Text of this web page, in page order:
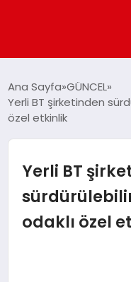
GÜNDEM
DÜNYA
EĞITIM
Ana Sayfa GÜNCEL
Yerli BT şirketinden
özel etkinlik
Yerli BT
odaklı özel